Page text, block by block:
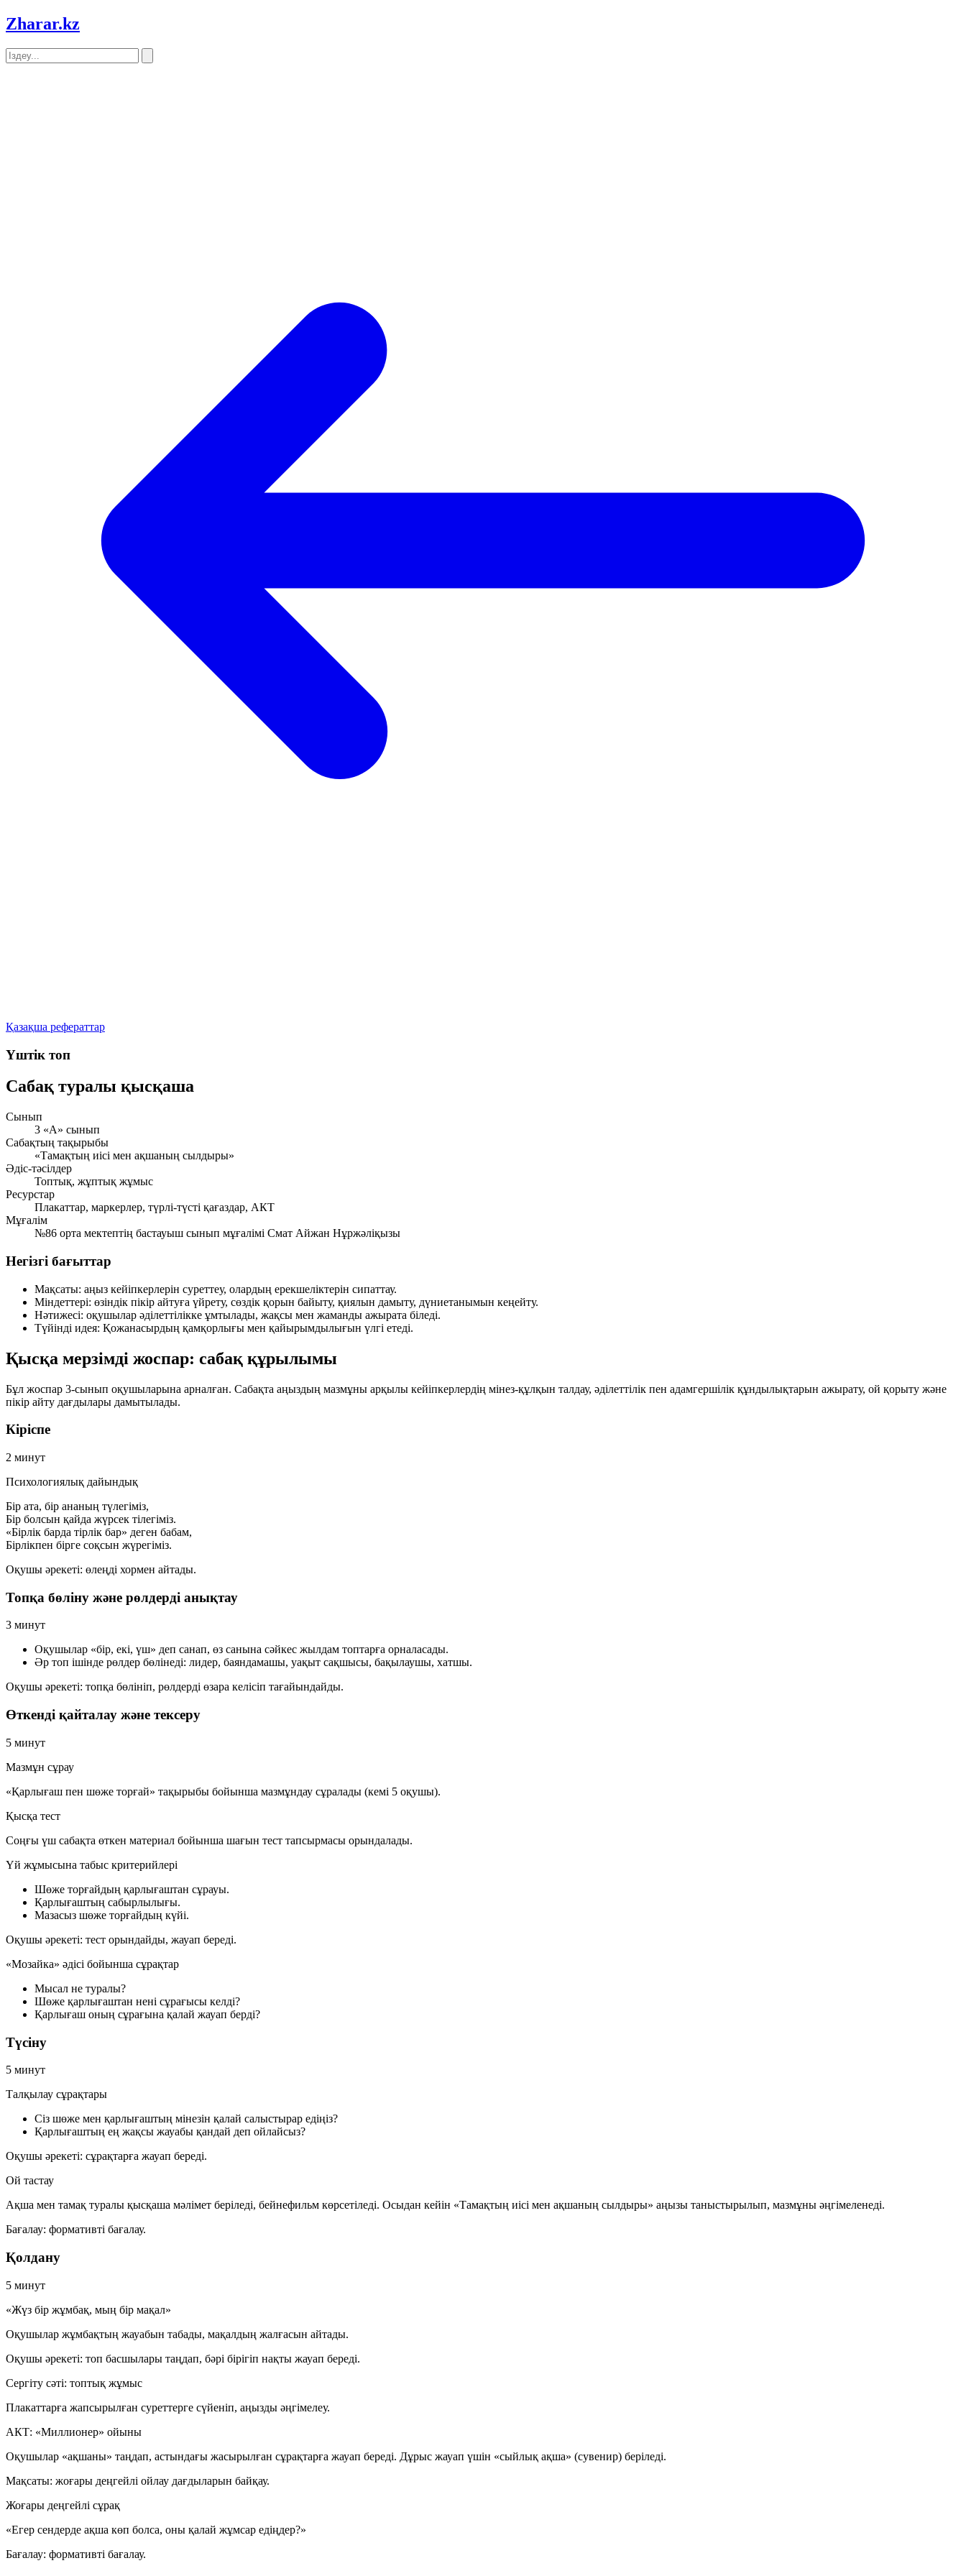
Zharar.kz
Қазақша рефераттар
Үштік топ
Сабақ туралы қысқаша
Сынып
3 «А» сынып
Сабақтың тақырыбы
«Тамақтың иісі мен ақшаның сылдыры»
Әдіс-тәсілдер
Топтық, жұптық жұмыс
Ресурстар
Плакаттар, маркерлер, түрлі-түсті қағаздар, АКТ
Мұғалім
№86 орта мектептің бастауыш сынып мұғалімі Смат Айжан Нұржәліқызы
Негізгі бағыттар
Мақсаты: аңыз кейіпкерлерін суреттеу, олардың ерекшеліктерін сипаттау.
Міндеттері: өзіндік пікір айтуға үйрету, сөздік қорын байыту, қиялын дамыту, дүниетанымын кеңейту.
Нәтижесі: оқушылар әділеттілікке ұмтылады, жақсы мен жаманды ажырата біледі.
Түйінді идея: Қожанасырдың қамқорлығы мен қайырымдылығын үлгі етеді.
Қысқа мерзімді жоспар: сабақ құрылымы
Бұл жоспар 3-сынып оқушыларына арналған. Сабақта аңыздың мазмұны арқылы кейіпкерлердің мінез-құлқын талдау, әділеттілік пен адамгершілік құндылықтарын ажырату, ой қорыту және
пікір айту дағдылары дамытылады.
Кіріспе
2 минут
Психологиялық дайындық
Бір ата, бір ананың түлегіміз,
Бір болсын қайда жүрсек тілегіміз.
«Бірлік барда тірлік бар» деген бабам,
Бірлікпен бірге соқсын жүрегіміз.
Оқушы әрекеті: өлеңді хормен айтады.
Топқа бөліну және рөлдерді анықтау
3 минут
Оқушылар «бір, екі, үш» деп санап, өз санына сәйкес жылдам топтарға орналасады.
Әр топ ішінде рөлдер бөлінеді: лидер, баяндамашы, уақыт сақшысы, бақылаушы, хатшы.
Оқушы әрекеті: топқа бөлініп, рөлдерді өзара келісіп тағайындайды.
Өткенді қайталау және тексеру
5 минут
Мазмұн сұрау
«Қарлығаш пен шөже торғай» тақырыбы бойынша мазмұндау сұралады (кемі 5 оқушы).
Қысқа тест
Соңғы үш сабақта өткен материал бойынша шағын тест тапсырмасы орындалады.
Үй жұмысына табыс критерийлері
Шөже торғайдың қарлығаштан сұрауы.
Қарлығаштың сабырлылығы.
Мазасыз шөже торғайдың күйі.
Оқушы әрекеті: тест орындайды, жауап береді.
«Мозайка» әдісі бойынша сұрақтар
Мысал не туралы?
Шөже қарлығаштан нені сұрағысы келді?
Қарлығаш оның сұрағына қалай жауап берді?
Түсіну
5 минут
Талқылау сұрақтары
Сіз шөже мен қарлығаштың мінезін қалай салыстырар едіңіз?
Қарлығаштың ең жақсы жауабы қандай деп ойлайсыз?
Оқушы әрекеті: сұрақтарға жауап береді.
Ой тастау
Ақша мен тамақ туралы қысқаша мәлімет беріледі, бейнефильм көрсетіледі. Осыдан кейін «Тамақтың иісі мен ақшаның сылдыры» аңызы таныстырылып, мазмұны әңгімеленеді.
Бағалау: формативті бағалау.
Қолдану
5 минут
«Жүз бір жұмбақ, мың бір мақал»
Оқушылар жұмбақтың жауабын табады, мақалдың жалғасын айтады.
Оқушы әрекеті: топ басшылары таңдап, бәрі бірігіп нақты жауап береді.
Сергіту сәті: топтық жұмыс
Плакаттарға жапсырылған суреттерге сүйеніп, аңызды әңгімелеу.
АКТ: «Миллионер» ойыны
Оқушылар «ақшаны» таңдап, астындағы жасырылған сұрақтарға жауап береді. Дұрыс жауап үшін «сыйлық ақша» (сувенир) беріледі.
Мақсаты: жоғары деңгейлі ойлау дағдыларын байқау.
Жоғары деңгейлі сұрақ
«Егер сендерде ақша көп болса, оны қалай жұмсар едіңдер?»
Бағалау: формативті бағалау.